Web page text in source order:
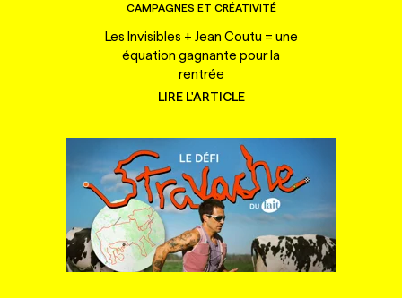
CAMPAGNES ET CRÉATIVITÉ
Les Invisibles + Jean Coutu = une
équation gagnante pour la
rentrée
LIRE L'ARTICLE